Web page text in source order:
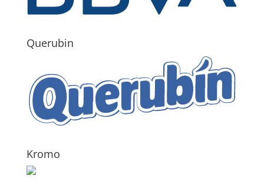
Querubin
Kromo